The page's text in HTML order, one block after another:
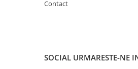
Contact
SOCIAL URMARESTE-NE